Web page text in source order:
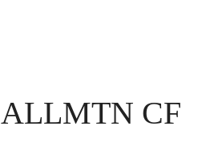
ALLMTN CF